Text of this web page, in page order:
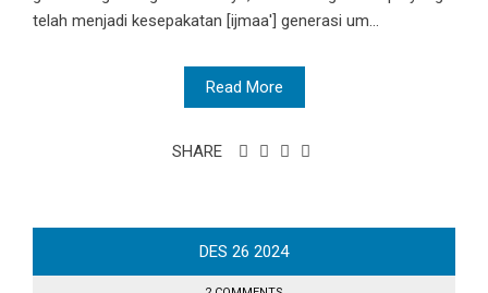
telah menjadi kesepakatan [ijmaa'] generasi um...
Read More
SHARE
DES 26 2024